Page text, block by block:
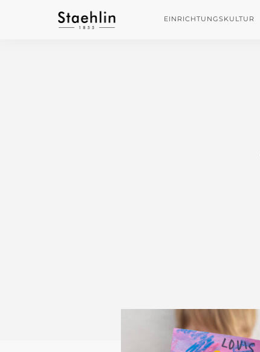
EINRICHTUNGSKULTUR